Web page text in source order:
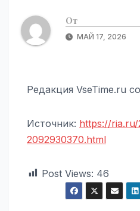
От
МАЙ 17, 2026
Редакция VseTime.ru
Источник: https://
2092930370.html
Post Views: 46